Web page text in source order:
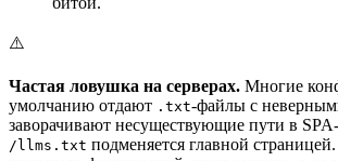
⚠️
Частая ловушка на серверах. Многие
умолчанию отдают .txt-файлы с
заворачивают несуществующие пути в SPA-
/llms.txt подменяется главной